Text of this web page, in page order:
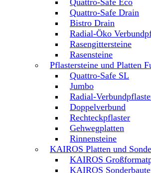
Quattro-Safe Eco
Quattro-Safe Drain
Bistro Drain
Radial-Öko
Rasengittersteine
Rasensteine
Pflastersteine und Platten
Quattro-Safe SL
Jumbo
Radial-
Doppelverbund
Rechteckpflaster
Gehwegplatten
Rinnensteine
KAIROS Platten und
KAIROS
KAIROS